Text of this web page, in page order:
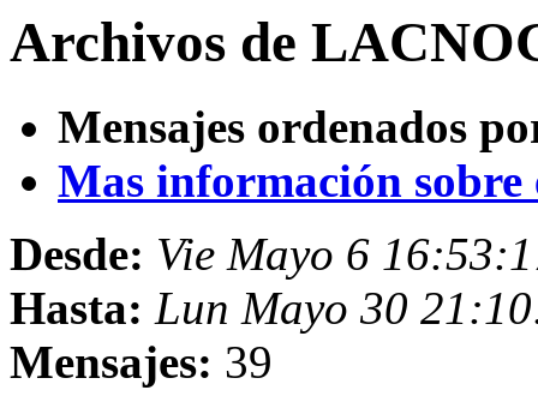
Archivos de
Mensajes ordenados
Mas información sobre
Desde: Vie Mayo 6
Hasta: Lun Mayo 30
Mensajes: 39